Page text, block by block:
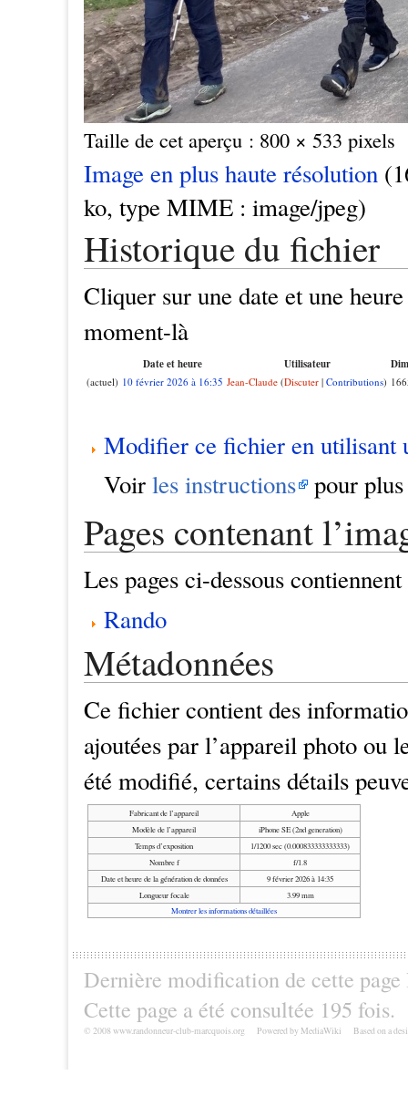
Taille de cet aperçu : 800 × 533 pixels
Image en plus haute résolution
ko, type MIME : image/jpeg)
Historique du fichier
Cliquer sur une date et une
moment-là
Date et heure Utilisateur
(actuel) 10 février 2026 à 16:35 Jean-Claude (Discuter | Contributions)
Modifier ce fichier en utilisant
Voirles instructions pour
Pages contenant
Les pages ci-dessous
Rando
Métadonnées
Ce fichier contient des
ajoutées par l’appareil photo ou
été modifié, certains détails
Fabricant de l’appareil
Apple
Modèle de l’appareil
iPhone SE (2nd generation)
Temps d’exposition
1/1200 sec (0.000833333333333)
Nombre f
f/1.8
Date et heure de la génération de données
9 février 2026 à 14:35
Longueur focale
3.99 mm
Montrer les informations détaillées
Dernière modification de cette
Cette page a été consultée 195 fois.
© 2008 www.randonneur-club-marcquois.org Powered by MediaWiki Based on a